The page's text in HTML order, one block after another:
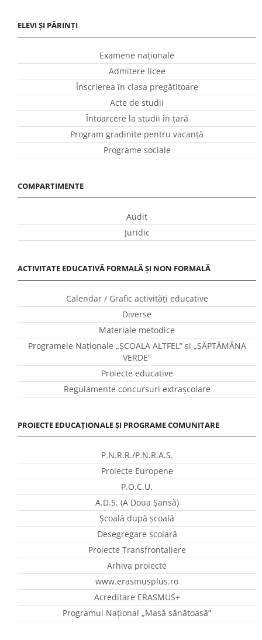
ELEVI ȘI PĂRINȚI
Examene naționale
Admitere licee
Înscrierea în clasa pregătitoare
Acte de studii
Întoarcere la studii în ţară
Program gradinite pentru vacanţă
Programe sociale
COMPARTIMENTE
Audit
Juridic
ACTIVITATE EDUCATIVĂ FORMALĂ ȘI NON FORMALĂ
Calendar / Grafic activităţi educative
Diverse
Materiale metodice
Programele Naţionale „ŞCOALA ALTFEL” și „SĂPTĂMÂNA
VERDE”
Proiecte educative
Regulamente concursuri extraşcolare
PROIECTE EDUCAȚIONALE ȘI PROGRAME COMUNITARE
P.N.R.R./P.N.R.A.S.
Proiecte Europene
P.O.C.U.
A.D.S. (A Doua Șansă)
Școală după școală
Desegregare școlară
Proiecte Transfrontaliere
Arhiva proiecte
www.erasmusplus.ro
Acreditare ERASMUS+
Programul Național „Masă sănătoasă”